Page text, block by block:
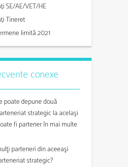
SE/AE/VET/HE
Tineret
limită 2021
conexe
poate depune două
strategic la acelaşi
fi partener în mai multe
parteneri din aceeaşi
strategic?